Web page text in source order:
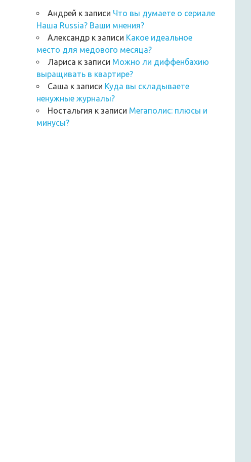
Андрей к записи Что вы думаете о сериале
Наша Russia? Ваши мнения?
Александр к записи Какое идеальное
место для медового месяца?
Лариса к записи Можно ли диффенбахию
выращивать в квартире?
Саша к записи Куда вы складываете
ненужные журналы?
Ностальгия к записи Мегаполис: плюсы и
минусы?